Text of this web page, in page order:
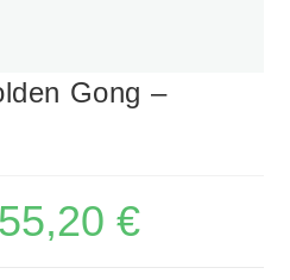
Gong –
55,20€